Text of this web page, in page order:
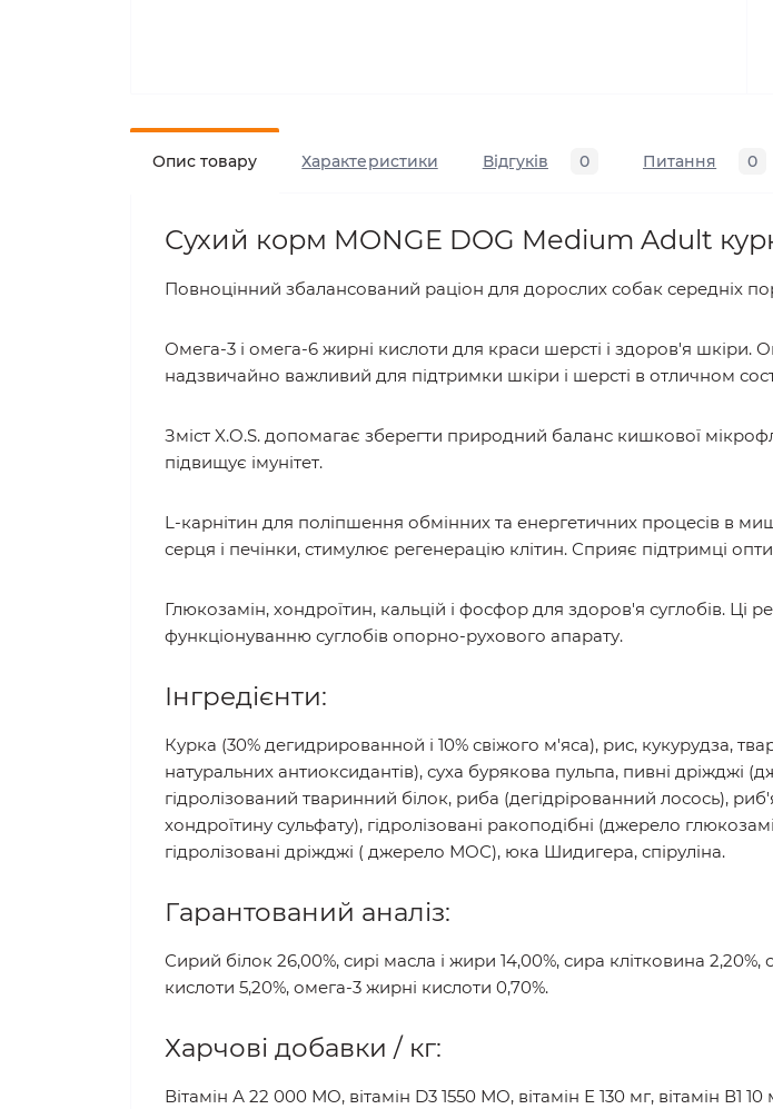
Опис товару Характеристики Відгуків 0 Питання 0
Сухий корм MONGE DOG Medium Adult
Повноцінний збалансований раціон для дорослих собак середніх
Омега-3 і омега-6 жирні кислоти для краси шерсті і здоров'я шкіри.
надзвичайно важливий для підтримки шкіри і шерсті в отличном
Зміст X.O.S. допомагає зберегти природний баланс кишкової
підвищує імунітет.
L-карнітин для поліпшення обмінних та енергетичних процесів в
серця і печінки, стимулює регенерацію клітин. Сприяє підтримці
Глюкозамін, хондроїтин, кальцій і фосфор для здоров'я суглобів.
функціонуванню суглобів опорно-рухового апарату.
Інгредієнти:
Курка (30% дегидрированной і 10% свіжого м'яса), рис, кукурудза,
натуральних антиоксидантів), суха бурякова пульпа, пивні дріжджі
гідролізований тваринний білок, риба (дегідрірованний лосось),
хондроїтину сульфату), гідролізовані ракоподібні (джерело
гідролізовані дріжджі ( джерело МОС), юка Шидигера, спіруліна.
Гарантований аналіз:
Сирий білок 26,00%, сирі масла і жири 14,00%, сира клітковина
кислоти 5,20%, омега-3 жирні кислоти 0,70%.
Харчові добавки / кг:
Вітамін А 22 000 МО, вітамін D3 1550 МО, вітамін Е 130 мг, вітамін В1 10